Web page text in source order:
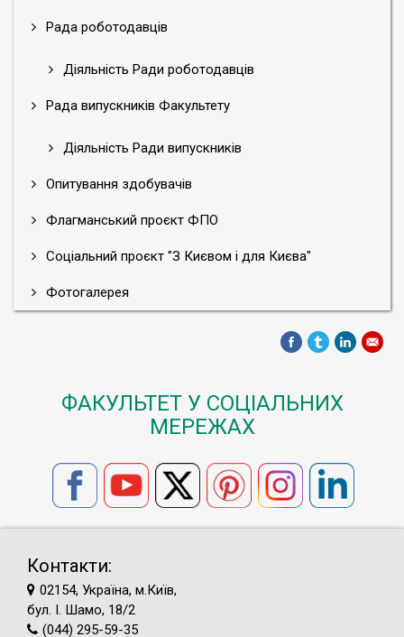
Рада роботодавців
Діяльність Ради роботодавців
Рада випускників Факультету
Діяльність Ради випускників
Опитування здобувачів
Флагманський проєкт ФПО
Соціальний проєкт "З Києвом і для Києва"
Фотогалерея
ФАКУЛЬТЕТ У СОЦІАЛЬНИХ
МЕРЕЖАХ
Контакти:
02154, Україна, м.Київ,
бул. І. Шамо, 18/2
(044) 295-59-35